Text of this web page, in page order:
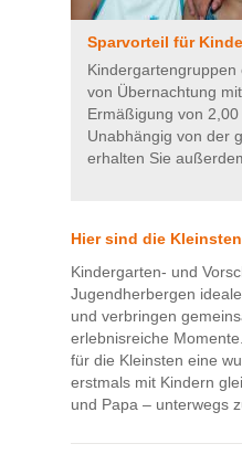
Sparvorteil für
von Übernachtung
Ermäßigung von 2,00
Unabhängig von der
erhalten Sie
Hier sind die
Kindergarten- und
Jugendherbergen
und verbringen
erlebnisreiche
für die Kleinsten eine
erstmals mit Kindern
und Papa – unterwegs